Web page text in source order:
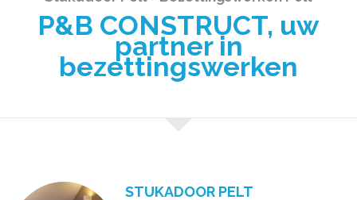
P&B CONSTRUCT, uw
partner in
bezettingswerken
STUKADOOR PELT